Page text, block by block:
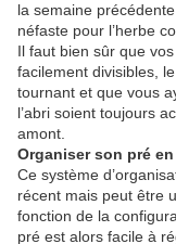
la semaine
néfaste pour l’herbe
Il faut bien sûr que vos
facilement divisibles,
tournant et que vous
l’abri soient toujours
amont.
Organiser son pré
Ce système
récent mais peut être
fonction de la
pré est alors facile à